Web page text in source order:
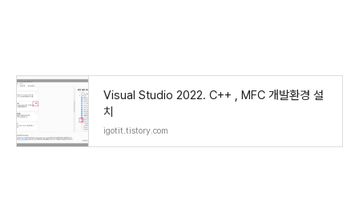
Visual Studio 2022. C++ , MFC 개발환경 설
치
igotit.tistory.com